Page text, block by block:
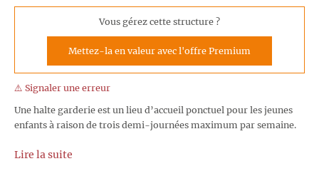
Vous gérez cette structure ?
Mettez-la en valeur avec l'offre Premium
⚠️ Signaler une erreur
Une halte garderie est un lieu d’accueil ponctuel pour les jeunes
enfants à raison de trois demi-journées maximum par semaine.
Lire la suite